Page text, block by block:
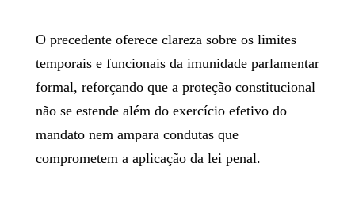
O precedente oferece clareza sobre os limites
temporais e funcionais da imunidade parlamentar
formal, reforçando que a proteção constitucional
não se estende além do exercício efetivo do
mandato nem ampara condutas que
comprometem a aplicação da lei penal.